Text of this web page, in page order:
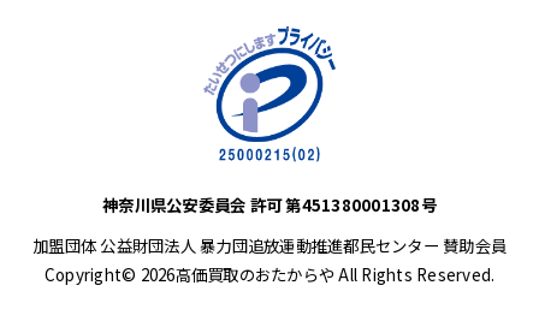
神奈川県公安委員会 許可 第451380001308号
加盟団体 公益財団法人 暴力団追放運動推進都民センター 賛助会員
Copyright© 2026高価買取のおたからや All Rights Reserved.